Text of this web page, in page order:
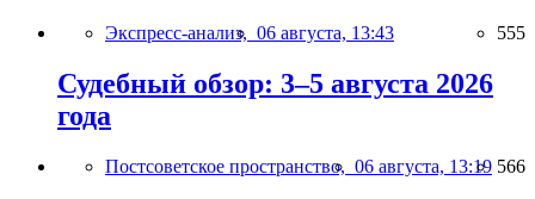
Экспресс-анализ, 06 августа, 13:43 555
Судебный обзор: 3–5 августа 2026
года
Постсоветское пространство, 06 августа, 13:19 566